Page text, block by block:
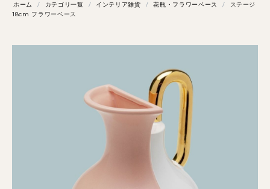
ホーム / カテゴリ一覧 / インテリア雑貨 / 花瓶・フラワーベース /
ステージ
18cm フラワーベース